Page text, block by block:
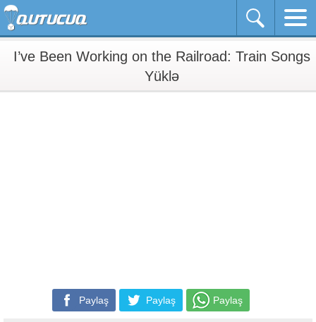
I’ve Been Working on the Railroad: Train Songs
Yüklə
Paylaş Paylaş Paylaş